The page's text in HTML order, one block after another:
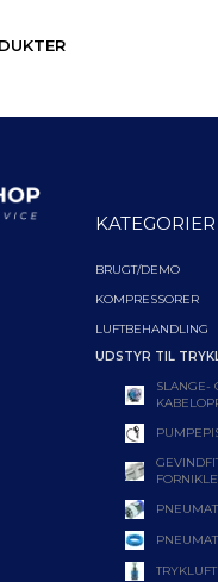
KATEGORIER
BRUGT/DEMO
KOMPRESSORER
LUFTBEHANDLING
UDSTYR TIL
SLANGE-